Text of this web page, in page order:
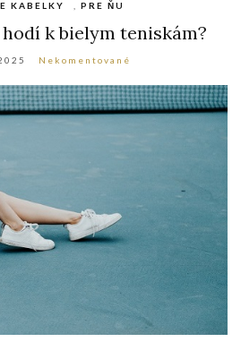
KABELKY PRE ŇU
hodí k bielym teniskám?
Nekomentované